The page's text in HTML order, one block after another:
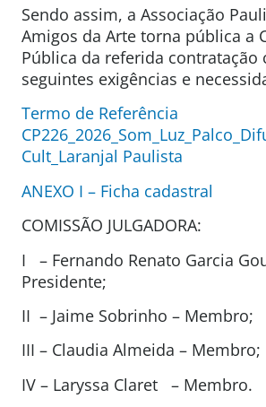
Sendo assim, a Associação
Amigos da Arte torna pública a
Pública da referida contratação
seguintes exigências e
Termo de Referência
Cult_Laranjal Paulista
ANEXO I – Ficha cadastral
COMISSÃO JULGADORA:
I – Fernando Renato Garcia
Presidente;
II – Jaime Sobrinho – Membro;
III – Claudia Almeida – Membro;
IV – Laryssa Claret – Membro.